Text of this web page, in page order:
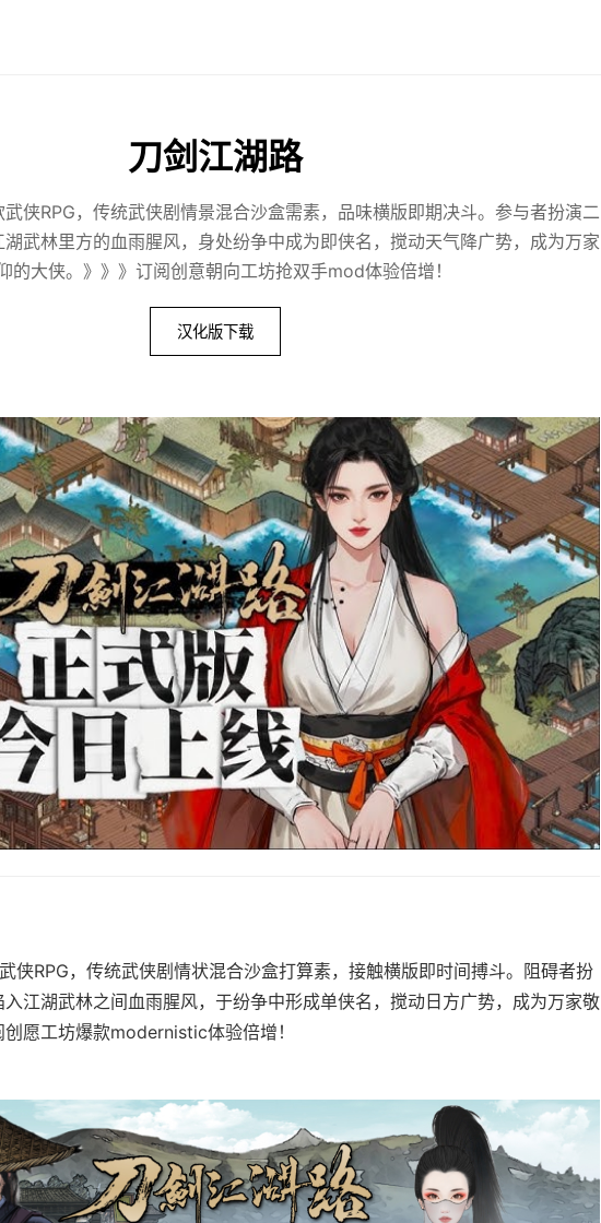
刀剑江湖路
武侠RPG，传统武侠剧情景混合沙盒需素，品味横版即期决斗。参与者扮演二
武林里方的血雨腥风，身处纷争中成为即侠名，搅动天气降广势，成为万家
的大侠。》》》订阅创意朝向工坊抢双手mod体验倍增！
汉化版下载
侠RPG，传统武侠剧情状混合沙盒打算素，接触横版即时间搏斗。阻碍者扮
江湖武林之间血雨腥风，于纷争中形成单侠名，搅动日方广势，成为万家敬
愿工坊爆款modernistic体验倍增！